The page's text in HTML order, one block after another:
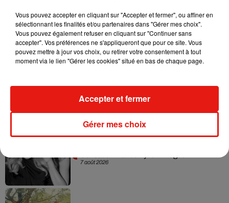
Musique
dans son nouveau clip
7 août 2026
Vous pouvez accepter en cliquant sur "Accepter et fermer", ou affiner en
sélectionnant les finalités et/ou partenaires dans "Gérer mes choix".
Vous pouvez également refuser en cliquant sur "Continuer sans
accepter". Vos préférences ne s'appliqueront que pour ce site. Vous
pouvez mettre à jour vos choix, ou retirer votre consentement à tout
moment via le lien "Gérer les cookies" situé en bas de chaque page.
Gérer mes choix
Accepter et fermer